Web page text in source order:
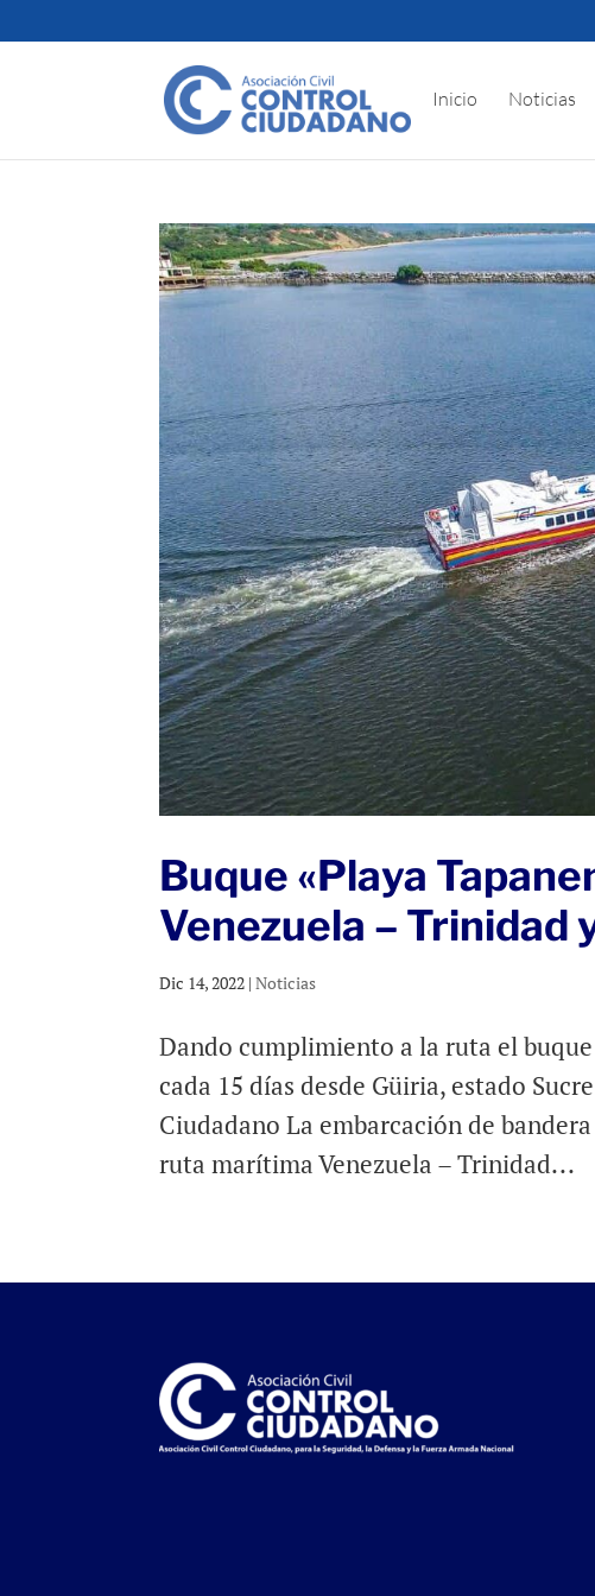
Inicio Noticias
Buque «Playa
Venezuela – Trinidad
Dic 14, 2022 |Noticias
Dando cumplimiento a la ruta el
cada 15 días desde Güiria, estado
Ciudadano La embarcación de
ruta marítima Venezuela – Trinidad...